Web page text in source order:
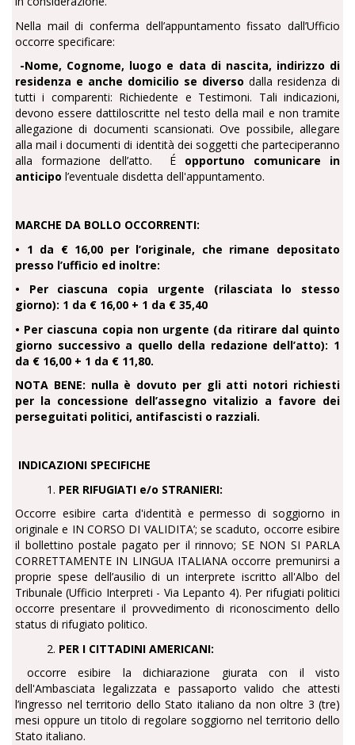
Nella mail di conferma dell’appuntamento fissato dall’Ufficio
occorre specificare:
-Nome, Cognome, luogo e data di nascita, indirizzo di
residenza e anche domicilio se diverso dalla residenza di
tutti i comparenti: Richiedente e Testimoni. Tali indicazioni,
devono essere dattiloscritte nel testo della mail e non tramite
allegazione di documenti scansionati. Ove possibile, allegare
alla mail i documenti di identità dei soggetti che parteciperanno
alla formazione dell’atto. É opportuno comunicare in
anticipo l’eventuale disdetta dell'appuntamento.
MARCHE DA BOLLO OCCORRENTI:
• 1 da € 16,00 per l’originale, che rimane depositato
presso l’ufficio ed inoltre:
• Per ciascuna copia urgente (rilasciata lo stesso
giorno): 1 da € 16,00 + 1 da € 35,40
• Per ciascuna copia non urgente (da ritirare dal quinto
giorno successivo a quello della redazione dell’atto): 1
da € 16,00 + 1 da € 11,80.
NOTA BENE: nulla è dovuto per gli atti notori richiesti
per la concessione dell’assegno vitalizio a favore dei
perseguitati politici, antifascisti o razziali.
INDICAZIONI SPECIFICHE
1. PER RIFUGIATI e/o STRANIERI:
Occorre esibire carta d'identità e permesso di soggiorno in
originale e IN CORSO DI VALIDITA’; se scaduto, occorre esibire
il bollettino postale pagato per il rinnovo; SE NON SI PARLA
CORRETTAMENTE IN LINGUA ITALIANA occorre premunirsi a
proprie spese dell’ausilio di un interprete iscritto all'Albo del
Tribunale (Ufficio Interpreti - Via Lepanto 4). Per rifugiati politici
occorre presentare il provvedimento di riconoscimento dello
status di rifugiato politico.
2. PER I CITTADINI AMERICANI:
occorre esibire la dichiarazione giurata con il visto
dell'Ambasciata legalizzata e passaporto valido che attesti
l’ingresso nel territorio dello Stato italiano da non oltre 3 (tre)
mesi oppure un titolo di regolare soggiorno nel territorio dello
Stato italiano.